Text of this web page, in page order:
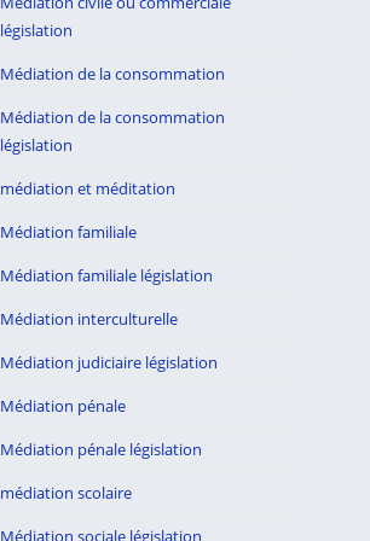
législation
Médiation de la consommation
Médiation de la consommation
législation
médiation et méditation
Médiation familiale
Médiation familiale législation
Médiation interculturelle
Médiation judiciaire législation
Médiation pénale
Médiation pénale législation
médiation scolaire
Médiation sociale législation